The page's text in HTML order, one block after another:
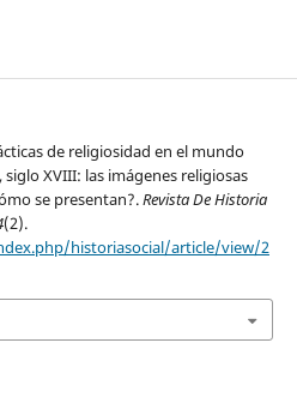
de religiosidad en el mundo
XVIII: las imágenes religiosas
se presentan?.Revista De Historia
(2).
historiasocial/article/view/2